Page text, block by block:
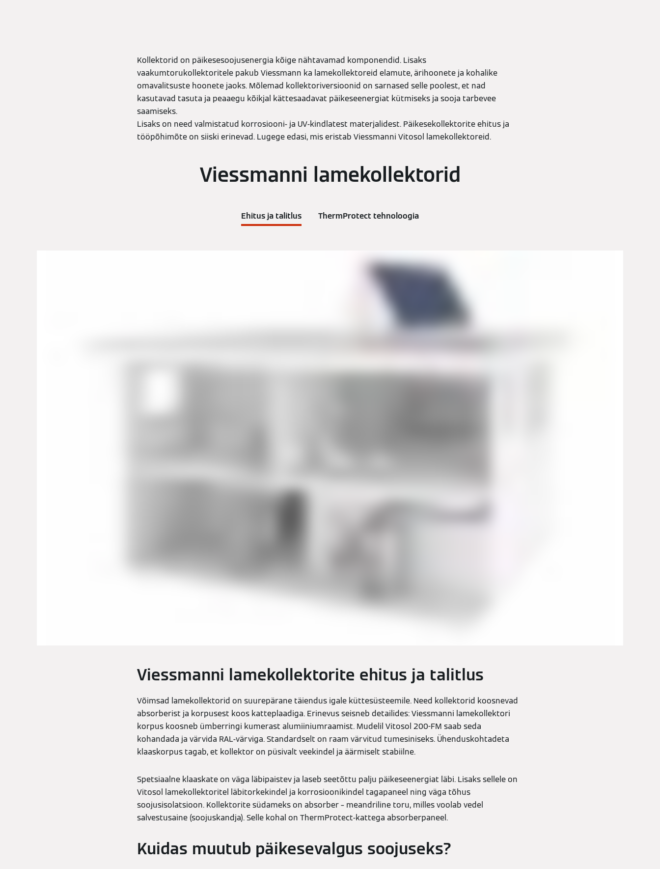
Kollektorid on päikesesoojusenergia kõige nähtavamad komponendid. Lisaks
vaakumtorukollektoritele pakub Viessmann ka lamekollektoreid elamute, ärihoonete ja kohalike
omavalitsuste hoonete jaoks. Mõlemad kollektoriversioonid on sarnased selle poolest, et nad
kasutavad tasuta ja peaaegu kõikjal kättesaadavat päikeseenergiat kütmiseks ja sooja tarbevee
saamiseks.
Lisaks on need valmistatud korrosiooni- ja UV-kindlatest materjalidest. Päikesekollektorite ehitus ja
tööpõhimõte on siiski erinevad. Lugege edasi, mis eristab Viessmanni Vitosol lamekollektoreid.
Viessmanni lamekollektorid
Ehitus ja talitlus ThermProtect tehnoloogia
Viessmanni lamekollektorite ehitus ja talitlus
Võimsad lamekollektorid on suurepärane täiendus igale küttesüsteemile. Need kollektorid koosnevad
absorberist ja korpusest koos katteplaadiga. Erinevus seisneb detailides: Viessmanni lamekollektori
korpus koosneb ümberringi kumerast alumiiniumraamist. Mudelil Vitosol 200-FM saab seda
kohandada ja värvida RAL-värviga. Standardselt on raam värvitud tumesiniseks. Ühenduskohtadeta
klaaskorpus tagab, et kollektor on püsivalt veekindel ja äärmiselt stabiilne.
Spetsiaalne klaaskate on väga läbipaistev ja laseb seetõttu palju päikeseenergiat läbi. Lisaks sellele on
Vitosol lamekollektoritel läbitorkekindel ja korrosioonikindel tagapaneel ning väga tõhus
soojusisolatsioon. Kollektorite südameks on absorber – meandriline toru, milles voolab vedel
salvestusaine (soojuskandja). Selle kohal on ThermProtect-kattega absorberpaneel.
Kuidas muutub päikesevalgus soojuseks?